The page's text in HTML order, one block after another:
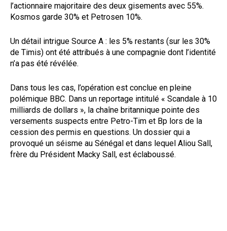
l’actionnaire majoritaire des deux gisements avec 55%.
Kosmos garde 30% et Petrosen 10%.
Un détail intrigue Source A : les 5% restants (sur les 30%
de Timis) ont été attribués à une compagnie dont l’identité
n’a pas été révélée.
Dans tous les cas, l’opération est conclue en pleine
polémique BBC. Dans un reportage intitulé « Scandale à 10
milliards de dollars », la chaîne britannique pointe des
versements suspects entre Petro-Tim et Bp lors de la
cession des permis en questions. Un dossier qui a
provoqué un séisme au Sénégal et dans lequel Aliou Sall,
frère du Président Macky Sall, est éclaboussé.